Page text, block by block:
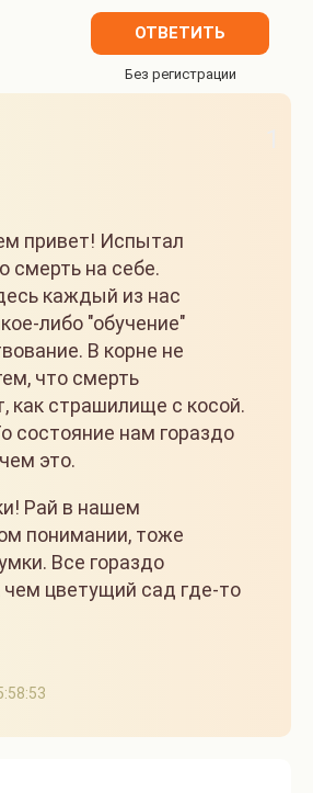
ОТВЕТИТЬ
привет! Испытал
смерть на себе.
каждый из нас
либо "обучение"
В корне не
что смерть
как страшилище с косой.
состояние нам гораздо
это.
Рай в нашем
понимании, тоже
Все гораздо
чем цветущий сад где-то